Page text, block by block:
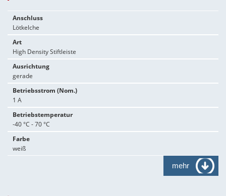
Anschluss
Lötkelche
Art
High Density Stiftleiste
Ausrichtung
gerade
Betriebsstrom (Nom.)
1 A
Betriebstemperatur
-40 °C - 70 °C
Farbe
weiß
mehr